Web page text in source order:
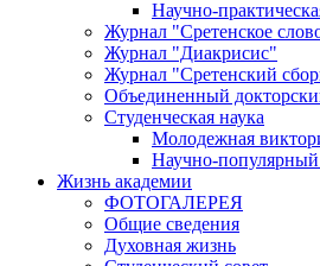
Научно-
Журнал "Сретенское
Журнал "Диакрисис"
Журнал "Сретенский
Объединенный
Студенческая наука
Молодежная
Научно-популярный
Жизнь академии
ФОТОГАЛЕРЕЯ
Общие сведения
Духовная жизнь